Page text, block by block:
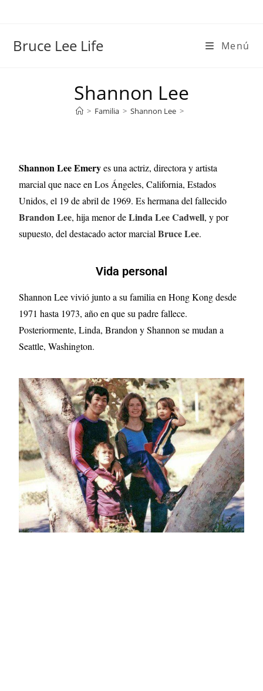
Bruce Lee Life Menú
Shannon Lee
> Familia > Shannon Lee >
Shannon Lee Emeryes una actriz, directora y artista
marcial que nace en Los Ángeles, California, Estados
Unidos, el 19 de abril de 1969. Es hermana del fallecido
Brandon Lee, hija menor deLinda Lee Cadwell, y por
supuesto, del destacado actor marcialBruce Lee.
Vida personal
Shannon Lee vivió junto a su familia en Hong Kong desde
1971 hasta 1973, año en que su padre fallece.
Posteriormente, Linda, Brandon y Shannon se mudan a
Seattle, Washington.